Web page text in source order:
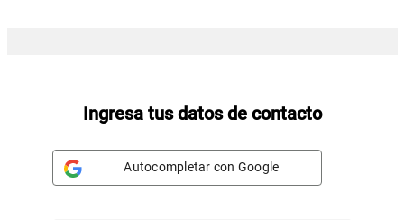
Ingresa tus datos de contacto
Autocompletar con Google